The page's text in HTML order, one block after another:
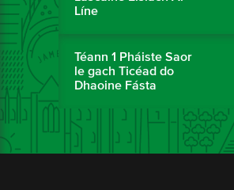
Líne
Téann 1 Pháiste Saor
le gach Ticéad do
Dhaoine Fásta